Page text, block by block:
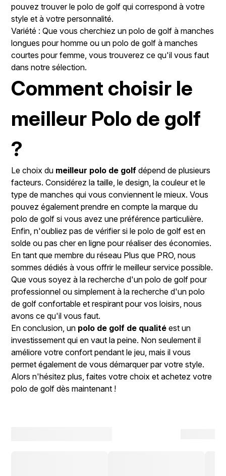
pouvez trouver le polo de golf qui correspond à votre
style et à votre personnalité.
Variété : Que vous cherchiez un polo de golf à manches
longues pour homme ou un polo de golf à manches
courtes pour femme, vous trouverez ce qu'il vous faut
dans notre sélection.
Comment choisir le
meilleur Polo de golf
?
Le choix du meilleur polo de golf dépend de plusieurs
facteurs. Considérez la taille, le design, la couleur et le
type de manches qui vous conviennent le mieux. Vous
pouvez également prendre en compte la marque du
polo de golf si vous avez une préférence particulière.
Enfin, n'oubliez pas de vérifier si le polo de golf est en
solde ou pas cher en ligne pour réaliser des économies.
En tant que membre du réseau Plus que PRO, nous
sommes dédiés à vous offrir le meilleur service possible.
Que vous soyez à la recherche d'un polo de golf pour
professionnel ou simplement à la recherche d'un polo
de golf confortable et respirant pour vos loisirs, nous
avons ce qu'il vous faut.
En conclusion, un polo de golf de qualité est un
investissement qui en vaut la peine. Non seulement il
améliore votre confort pendant le jeu, mais il vous
permet également de vous démarquer par votre style.
Alors n'hésitez plus, faites votre choix et achetez votre
polo de golf dès maintenant !